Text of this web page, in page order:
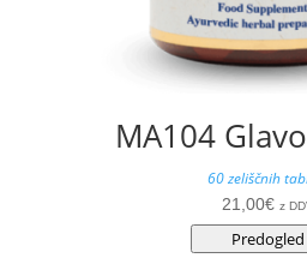
MA104
60 zeliščnih
21,00€ z
Predogled